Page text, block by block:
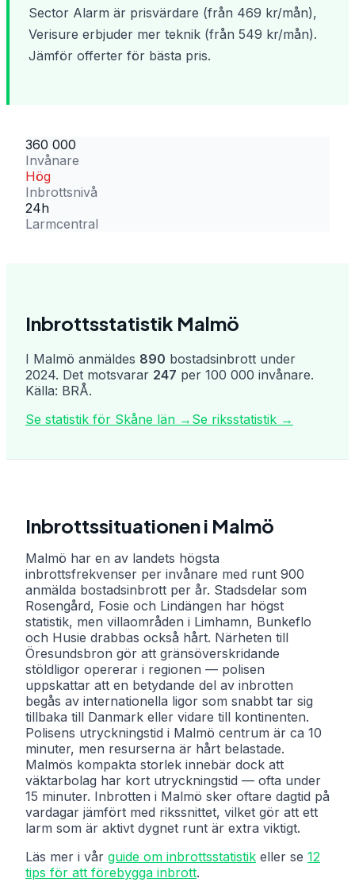
Sector Alarm är prisvärdare (från 469 kr/mån),
Verisure erbjuder mer teknik (från 549 kr/mån).
Jämför offerter för bästa pris.
360 000
Invånare
Hög
Inbrottsnivå
24h
Larmcentral
Inbrottsstatistik Malmö
I Malmö anmäldes 890 bostadsinbrott under
2024. Det motsvarar 247 per 100 000 invånare.
Källa: BRÅ.
Se statistik för Skåne län → Se riksstatistik →
Inbrottssituationen i Malmö
Malmö har en av landets högsta
inbrottsfrekvenser per invånare med runt 900
anmälda bostadsinbrott per år. Stadsdelar som
Rosengård, Fosie och Lindängen har högst
statistik, men villaområden i Limhamn, Bunkeflo
och Husie drabbas också hårt. Närheten till
Öresundsbron gör att gränsöverskridande
stöldligor opererar i regionen — polisen
uppskattar att en betydande del av inbrotten
begås av internationella ligor som snabbt tar sig
tillbaka till Danmark eller vidare till kontinenten.
Polisens utryckningstid i Malmö centrum är ca 10
minuter, men resurserna är hårt belastade.
Malmös kompakta storlek innebär dock att
väktarbolag har kort utryckningstid — ofta under
15 minuter. Inbrotten i Malmö sker oftare dagtid på
vardagar jämfört med rikssnittet, vilket gör att ett
larm som är aktivt dygnet runt är extra viktigt.
Läs mer i vår guide om inbrottsstatistik eller se 12
tips för att förebygga inbrott.